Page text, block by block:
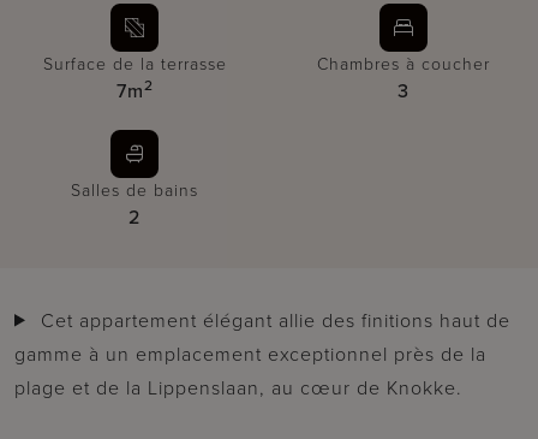
Surface de la terrasse
7m2
Chambres à coucher
3
Salles de bains
2
gamme à un emplacement exceptionnel près de la
plage et de la Lippenslaan, au cœur de Knokke.